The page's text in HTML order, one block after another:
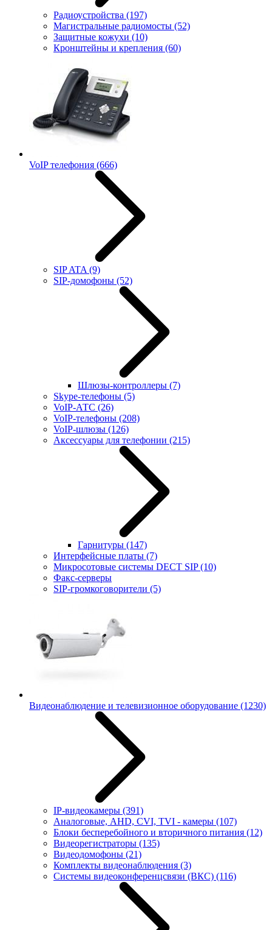
Радиоустройства (197)
Магистральные радиомосты (52)
Защитные кожухи (10)
Кронштейны и крепления (60)
VoIP телефония (666)
SIP ATA (9)
SIP-домофоны (52)
Шлюзы-контроллеры (7)
Skype-телефоны (5)
VoIP-АТС (26)
VoIP-телефоны (208)
VoIP-шлюзы (126)
Аксессуары для телефонии (215)
Гарнитуры (147)
Интерфейсные платы (7)
Микросотовые системы DECT SIP(10)
Факс-серверы
SIP-громкоговорители (5)
Видеонаблюдение и телевизионное оборудование (1230)
IP-видеокамеры (391)
Аналоговые, AHD, CVI, TVI - камеры (107)
Блоки бесперебойного и вторичного питания (12)
Видеорегистраторы (135)
Видеодомофоны (21)
Комплекты видеонаблюдения (3)
Системы видеоконференцсвязи (ВКС) (116)